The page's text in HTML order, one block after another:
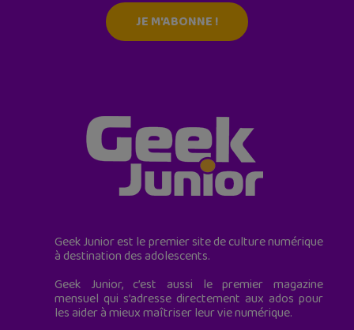
JE M'ABONNE !
Geek Junior est le premier site de culture numérique
à destination des adolescents.
Geek Junior, c’est aussi le premier magazine
mensuel qui s’adresse directement aux ados pour
les aider à mieux maîtriser leur vie numérique.